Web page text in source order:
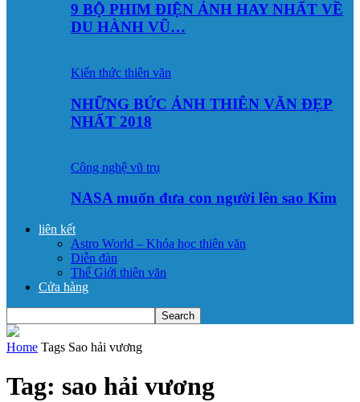
9 BỘ PHIM ĐIỆN ẢNH HAY NHẤT VỀ
DU HÀNH VŨ…
Kiến thức thiên văn
NHỮNG BỨC ẢNH THIÊN VĂN ĐẸP
NHẤT 2018
Công nghệ vũ trụ
NASA muốn đưa con người lên sao Kim
liên kết
Astro World – Khóa học thiên văn
Diễn đàn
Thế Giới thiên văn
Cửa hàng
Home Tags Sao hải vương
Tag: sao hải vương